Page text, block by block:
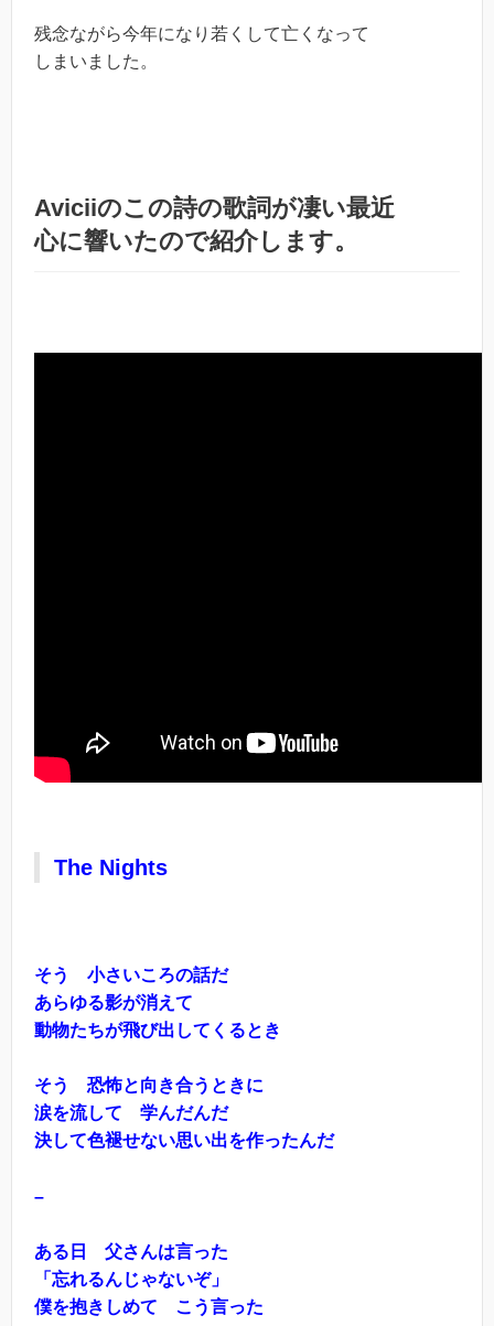
残念ながら今年になり若くして亡くなって
しまいました。
Aviciiのこの詩の歌詞が凄い最近
心に響いたので紹介します。
The Nights
そう 小さいころの話だ
あらゆる影が消えて
動物たちが飛び出してくるとき
そう 恐怖と向き合うときに
涙を流して 学んだんだ
決して色褪せない思い出を作ったんだ
–
ある日 父さんは言った
「忘れるんじゃないぞ」
僕を抱きしめて こう言った